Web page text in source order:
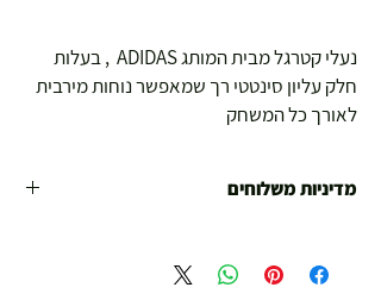
נעלי קטרגל מבית המותג ADIDAS , בעלות
חלק עליון סינטטי רך שמאפשר נוחות מירבית
לאורך כל המשחק
מדיניות משלוחים